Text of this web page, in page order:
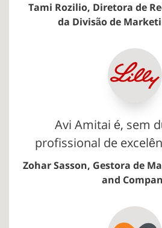
Tami Rozilio, Diretora de
da Divisão de
Avi Amitai é, sem
profissional de
Zohar Sasson, Gestora de
and